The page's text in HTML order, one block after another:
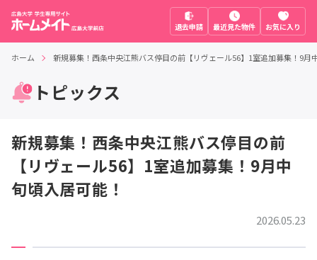
退去申請 最近見た物件 お気に入り
ホーム 新規募集！西条中央江熊バス停目の前【リヴェール56】1室追加募集！9月
トピックス
新規募集！西条中央江熊バス停目の前
【リヴェール56】1室追加募集！9月中
旬頃入居可能！
2026.05.23